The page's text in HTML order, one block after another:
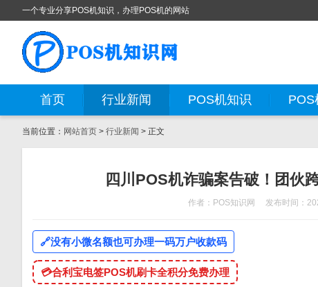
一个专业分享POS机知识，办理POS机的网站
首页 行业新闻 POS机知识 POS
当前位置： 网站首页 > 行业新闻 > 正文
四川POS机诈骗案告破！团伙
作者：POS知识网 发布时间：
🔗没有小微名额也可办理一码万户收款码
💳合利宝电签POS机刷卡全积分免费办理